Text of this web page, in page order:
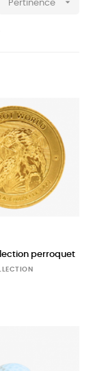
Pertinence
perroquet